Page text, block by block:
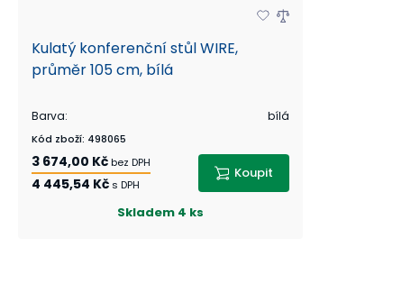
Kulatý konferenční stůl WIRE,
průměr 105 cm, bílá
Barva: bílá
Kód zboží: 498065
3 674,00 Kčbez DPH
4 445,54 Kč s DPH
Koupit
Skladem 4 ks